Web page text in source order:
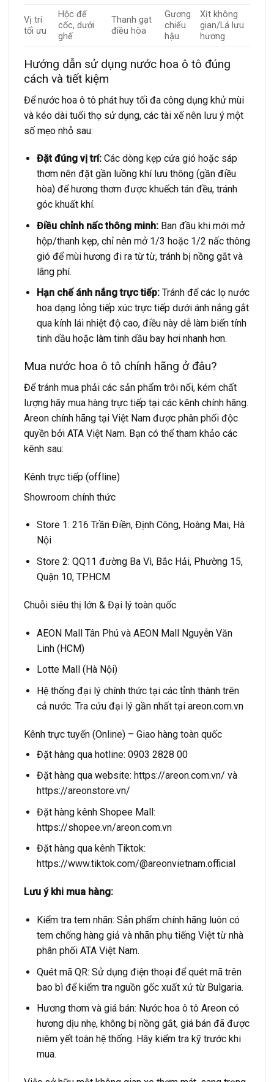
Vị trí
tối ưu
Hộc để
cốc, dưới
ghế
Thanh gạt
điều hòa
Gương
chiếu
hậu
Xịt không
gian/Lá lưu
hương
Hướng dẫn sử dụng nước hoa ô tô đúng
cách và tiết kiệm
Để nước hoa ô tô phát huy tối đa công dụng khử mùi
và kéo dài tuổi thọ sử dụng, các tài xế nên lưu ý một
số mẹo nhỏ sau:
Đặt đúng vị trí:Các dòng kẹp cửa gió hoặc sáp
thơm nên đặt gần luồng khí lưu thông (gần điều
hòa) để hương thơm được khuếch tán đều, tránh
góc khuất khí.
Điều chỉnh nấc thông minh: Ban đầu khi mới mở
hộp/thanh kẹp, chỉ nên mở 1/3 hoặc 1/2 nấc thông
gió để mùi hương đi ra từ từ, tránh bị nồng gắt và
lãng phí.
Hạn chế ánh nắng trực tiếp: Tránh để các lọ nước
hoa dạng lỏng tiếp xúc trực tiếp dưới ánh nắng gắt
qua kính lái nhiệt độ cao, điều này dễ làm biến tính
tinh dầu hoặc làm tinh dầu bay hơi nhanh hơn.
Mua nước hoa ô tô chính hãng ở đâu?
Để tránh mua phải các sản phẩm trôi nổi, kém chất
lượng hãy mua hàng trực tiếp tại các kênh chính hãng.
Areon chính hãng tại Việt Nam được phân phối độc
quyền bởi ATA Việt Nam. Bạn có thể tham khảo các
kênh sau:
Kênh trực tiếp (offline)
Showroom chính thức
Store 1: 216 Trần Điền, Định Công, Hoàng Mai, Hà
Nội
Store 2: QQ11 đường Ba Vì, Bắc Hải, Phường 15,
Quận 10, TP.HCM
Chuỗi siêu thị lớn & Đại lý toàn quốc
AEON Mall Tân Phú và AEON Mall Nguyễn Văn
Linh (HCM)
Lotte Mall (Hà Nội)
Hệ thống đại lý chính thức tại các tỉnh thành trên
cả nước. Tra cứu đại lý gần nhất tại areon.com.vn
Kênh trực tuyến (Online) – Giao hàng toàn quốc
Đặt hàng qua hotline: 0903 2828 00
Đặt hàng qua website: https://areon.com.vn/ và
https://areonstore.vn/
Đặt hàng kênh Shopee Mall:
https://shopee.vn/areon.com.vn
Đặt hàng qua kênh Tiktok:
https://www.tiktok.com/@areonvietnam.official
Lưu ý khi mua hàng:
Kiểm tra tem nhãn: Sản phẩm chính hãng luôn có
tem chống hàng giả và nhãn phụ tiếng Việt từ nhà
phân phối ATA Việt Nam.
Quét mã QR: Sử dụng điện thoại để quét mã trên
bao bì để kiểm tra nguồn gốc xuất xứ từ Bulgaria.
Hương thơm và giá bán: Nước hoa ô tô Areon có
hương dịu nhẹ, không bị nồng gắt, giá bán đã được
niêm yết toàn hệ thống. Hãy kiểm tra kỹ trước khi
mua.